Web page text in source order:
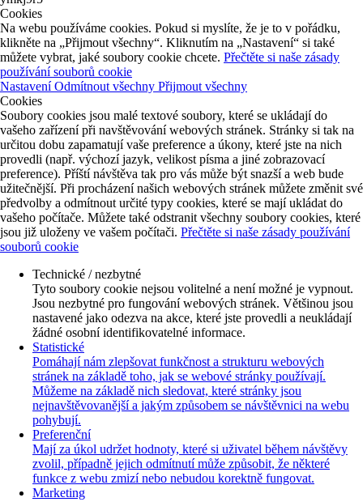
Cookies
Na webu používáme cookies. Pokud si myslíte, že je to v pořádku,
klikněte na „Přijmout všechny“. Kliknutím na „Nastavení“ si také
můžete vybrat, jaké soubory cookie chcete. Přečtěte si naše zásady
používání souborů cookie
NastaveníOdmítnout všechny Přijmout všechny
Cookies
Soubory cookies jsou malé textové soubory, které se ukládají do
vašeho zařízení při navštěvování webových stránek. Stránky si tak na
určitou dobu zapamatují vaše preference a úkony, které jste na nich
provedli (např. výchozí jazyk, velikost písma a jiné zobrazovací
preference). Příští návštěva tak pro vás může být snazší a web bude
užitečnější. Při procházení našich webových stránek můžete změnit své
předvolby a odmítnout určité typy cookies, které se mají ukládat do
vašeho počítače. Můžete také odstranit všechny soubory cookies, které
jsou již uloženy ve vašem počítači. Přečtěte si naše zásady používání
souborů cookie
Technické / nezbytné
Tyto soubory cookie nejsou volitelné a není možné je vypnout.
Jsou nezbytné pro fungování webových stránek. Většinou jsou
nastavené jako odezva na akce, které jste provedli a neukládají
žádné osobní identifikovatelné informace.
Statistické
Pomáhají nám zlepšovat funkčnost a strukturu webových
stránek na základě toho, jak se webové stránky používají.
Můžeme na základě nich sledovat, které stránky jsou
nejnavštěvovanější a jakým způsobem se návštěvnici na webu
pohybují.
Preferenční
Mají za úkol udržet hodnoty, které si uživatel během návštěvy
zvolil, případně jejich odmítnutí může způsobit, že některé
funkce z webu zmizí nebo nebudou korektně fungovat.
Marketing